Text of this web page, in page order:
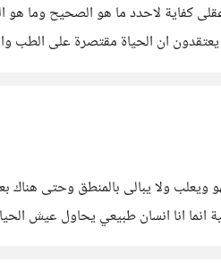
كفاية لاحدد ما هو الصحيح وما
ان الحياة مقتصرة على الطب
ويعلب ولا يبالى بالمنطق وحتى
انا انسان طبيعي يحاول عيش